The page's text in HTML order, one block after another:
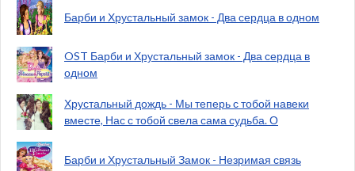
Барби и Хрустальный замок - Два сердца в одном
OST Барби и Хрустальный замок - Два сердца в
одном
Хрустальный дождь - Мы теперь с тобой навеки
вместе, Нас с тобой свела сама судьба. О
Барби и Хрустальный Замок - Незримая связь